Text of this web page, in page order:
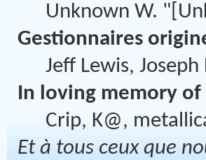
Unknown W.
Gestionnaires
Jeff Lewis,
In loving memory of
Crip, K@,
Et à tous ceux que